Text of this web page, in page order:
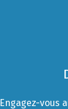
Engagez-vous